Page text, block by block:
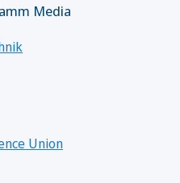
Media
Union